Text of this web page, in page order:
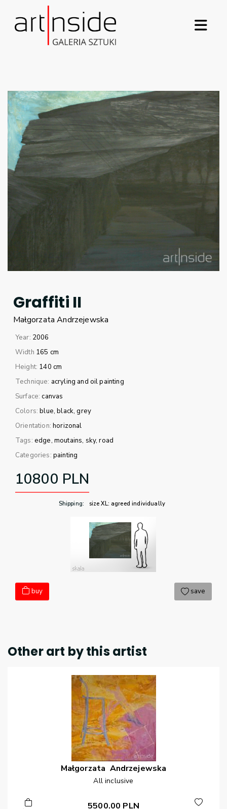
Graffiti II
Małgorzata Andrzejewska
Year: 2006
Width 165 cm
Height: 140 cm
Technique: acryling and oil painting
Surface:canvas
Colors:blue black grey
Orientation:horizonal
Tags: edge moutains sky road
Categories: painting
10800 PLN
Shipping: size XL: agreed individually
buy save
Other art by this artist
Małgorzata Andrzejewska
All inclusive
5500.00 PLN